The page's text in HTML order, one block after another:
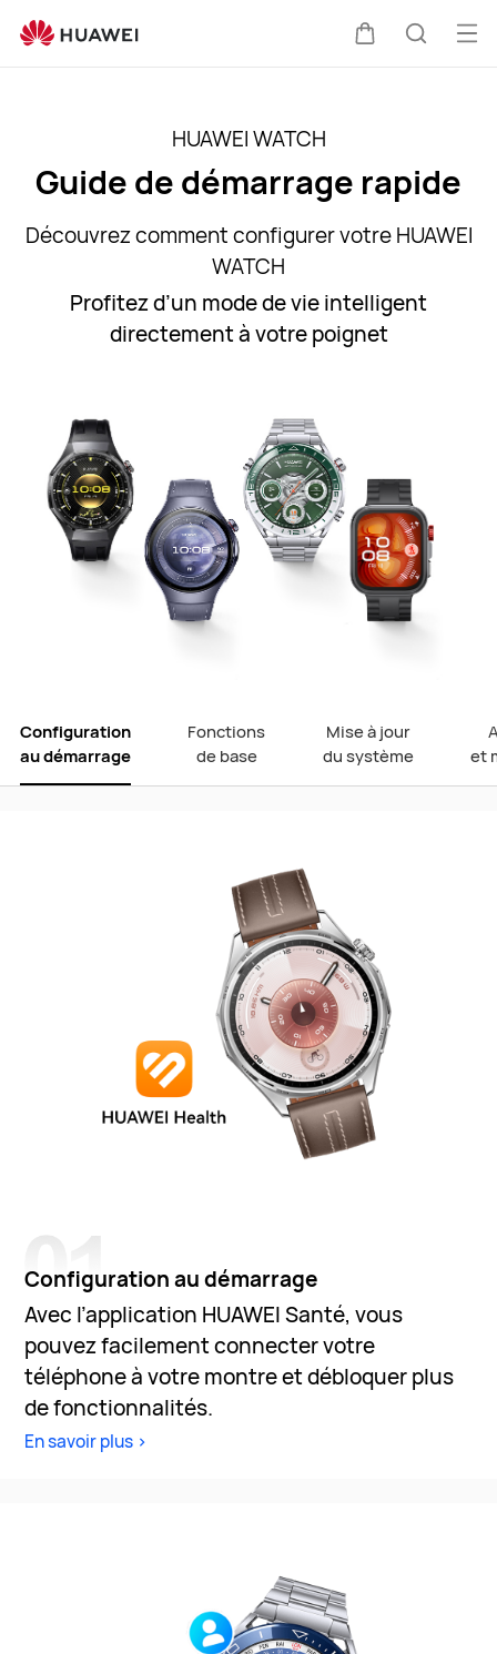
WATCH
rapide
HUAWEI WATCH
Guide de démarrage rapide
Découvrez comment configurer votre HUAWEI
WATCH
Profitez d’un mode de vie intelligent
directement à votre poignet
Configuration
au démarrage
Fonctions
de base
Mise à jour
du système
et
Configuration au démarrage
Avec l’application HUAWEI Santé, vous
pouvez facilement connecter votre
téléphone à votre montre et débloquer plus
de fonctionnalités.
En savoir plus >